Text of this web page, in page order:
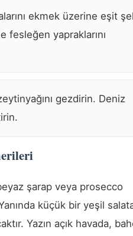
ekmek üzerine eşit
fesleğen yapraklarını
gezdirin. Deniz
şarap veya prosecco
küçük bir yeşil
Yazın açık havada,